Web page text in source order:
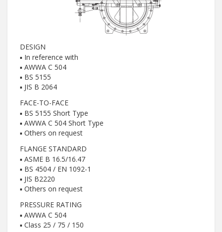
DESIGN
▪ In reference with
▪ AWWA C 504
▪ BS 5155
▪ JIS B 2064
FACE-TO-FACE
▪ BS 5155 Short Type
▪ AWWA C 504 Short Type
▪ Others on request
FLANGE STANDARD
▪ ASME B 16.5/16.47
▪ BS 4504 / EN 1092-1
▪ JIS B2220
▪ Others on request
PRESSURE RATING
▪ AWWA C 504
▪ Class 25 / 75 / 150